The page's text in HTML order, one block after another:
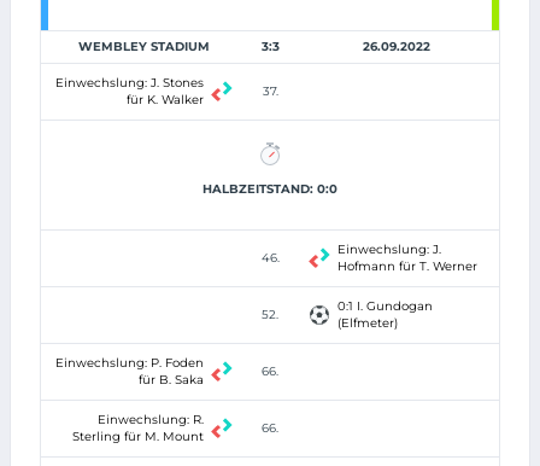
WEMBLEY STADIUM 3:3 26.09.2022
Einwechslung: J. Stones
für K. Walker
37.
HALBZEITSTAND: 0:0
46.
Einwechslung: J.
Hofmann für T. Werner
52.
0:1 I. Gundogan
(Elfmeter)
Einwechslung: P. Foden
für B. Saka
66.
Einwechslung: R.
Sterling für M. Mount
66.